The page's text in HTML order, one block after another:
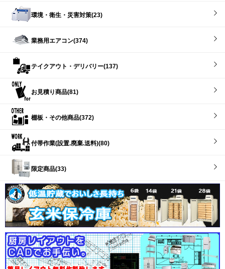
環境・衛生・災害対策(23)
業務用エアコン(374)
テイクアウト・デリバリー(137)
お見積り商品(81)
棚板・その他商品(372)
付帯作業(設置.廃棄.送料)(80)
限定商品(33)